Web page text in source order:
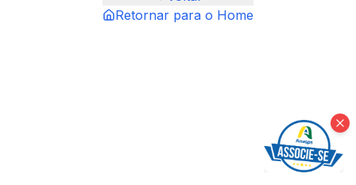
Retornar para o Home